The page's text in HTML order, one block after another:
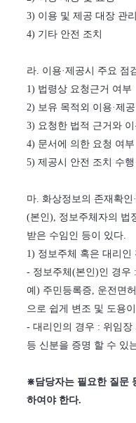
3) 이용 및 제공 대장 관리
4) 기타 안전 조치
라. 이용·제공시 주요 점
1) 법령상 요청근거 여부
2) 보유 목적외 이용·제
3) 요청한 법적 근거와
4) 문서에 의한 요청 여부
5) 제공시 안전 조치 수
마. 화상정보의 존재확인
(본인), 정보주체자의 법
받은 수임인 등이 있다.
1) 정보주체 혹은 대리인
- 정보주체(본인)인 경우
예) 주민등록증, 운전면
으로 쉽게 변조 및 도용
- 대리인의 경우 : 위임
등 신분을 증명 할 수 있
⋇담당자는 필요한 질문
하여야 한다.